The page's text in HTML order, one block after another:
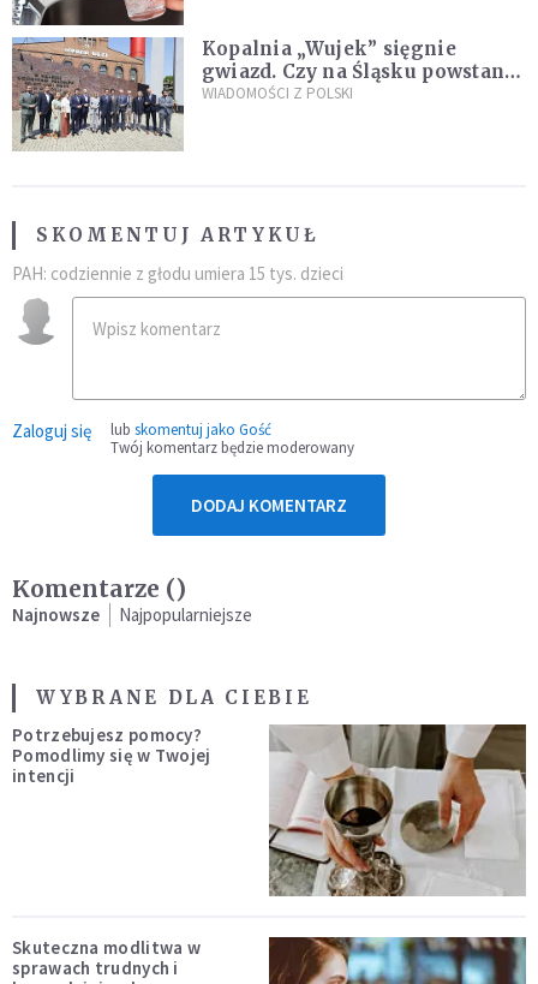
Kopalnia „Wujek” sięgnie
gwiazd. Czy na Śląsku powstanie
„Dolina Krzemowa”?
WIADOMOŚCI Z POLSKI
SKOMENTUJ ARTYKUŁ
PAH: codziennie z głodu umiera 15 tys. dzieci
Zaloguj się lub skomentuj jako Gość
Twój komentarz będzie moderowany
DODAJ KOMENTARZ
Komentarze ()
Najnowsze Najpopularniejsze
WYBRANE DLA CIEBIE
Potrzebujesz pomocy?
Pomodlimy się w Twojej
intencji
Skuteczna modlitwa w
sprawach trudnych i